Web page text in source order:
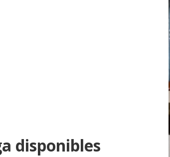
disponibles